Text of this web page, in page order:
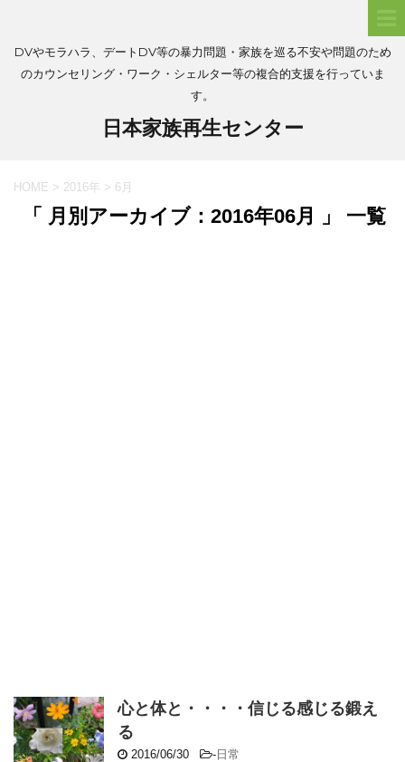
DVやモラハラ、デートDV等の暴力問題・家族を巡る不安や問題のため
のカウンセリング・ワーク・シェルター等の複合的支援を行っていま
す。
日本家族再生センター
HOME > 2016年 > 6月
「 月別アーカイブ：2016年06月 」 一覧
心と体と・・・・信じる感じる鍛え
る
2016/06/30 - 日常